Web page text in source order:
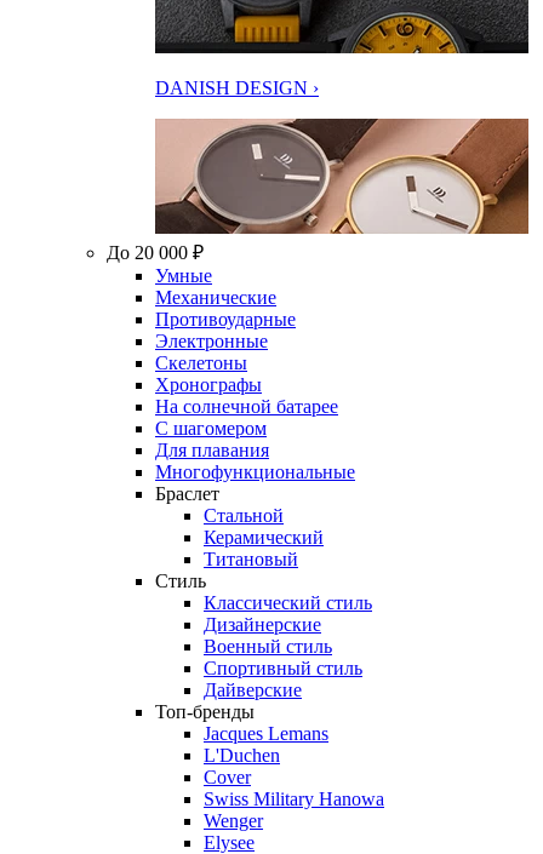
DANISH DESIGN ›
До 20 000 ₽
Умные
Механические
Противоударные
Электронные
Скелетоны
Хронографы
На солнечной батарее
С шагомером
Для плавания
Многофункциональные
Браслет
Стальной
Керамический
Титановый
Стиль
Классический стиль
Дизайнерские
Военный стиль
Спортивный стиль
Дайверские
Топ-бренды
Jacques Lemans
L'Duchen
Cover
Swiss Military Hanowa
Wenger
Elysee